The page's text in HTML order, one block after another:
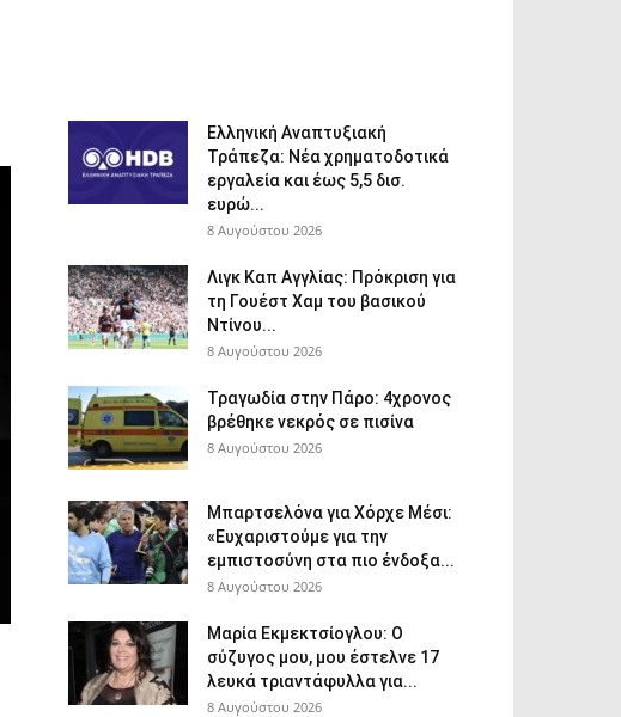
Ελληνική Αναπτυξιακή
Τράπεζα: Νέα χρηματοδοτικά
εργαλεία και έως 5,5 δισ.
ευρώ...
8 Αυγούστου 2026
Λιγκ Καπ Αγγλίας: Πρόκριση για
τη Γουέστ Χαμ του βασικού
Ντίνου...
8 Αυγούστου 2026
Τραγωδία στην Πάρο: 4χρονος
βρέθηκε νεκρός σε πισίνα
8 Αυγούστου 2026
Μπαρτσελόνα για Χόρχε Μέσι:
«Ευχαριστούμε για την
εμπιστοσύνη στα πιο ένδοξα...
8 Αυγούστου 2026
Μαρία Εκμεκτσίογλου: O
σύζυγος μου, μου έστελνε 17
λευκά τριαντάφυλλα για...
8 Αυγούστου 2026